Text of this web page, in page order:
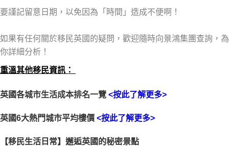
要謹記留意日期，以免因為「時間」造成不便啊！
如果有任何關於移民英國的疑問，歡迎隨時向景鴻集團查詢，為
你詳細分析！
重溫其他移民資訊：
英國各城市生活成本排名一覽 <按此了解更多>
英國6大熱門城市平均樓價 <按此了解更多>
【移民生活日常】邂逅英國的秘密景點